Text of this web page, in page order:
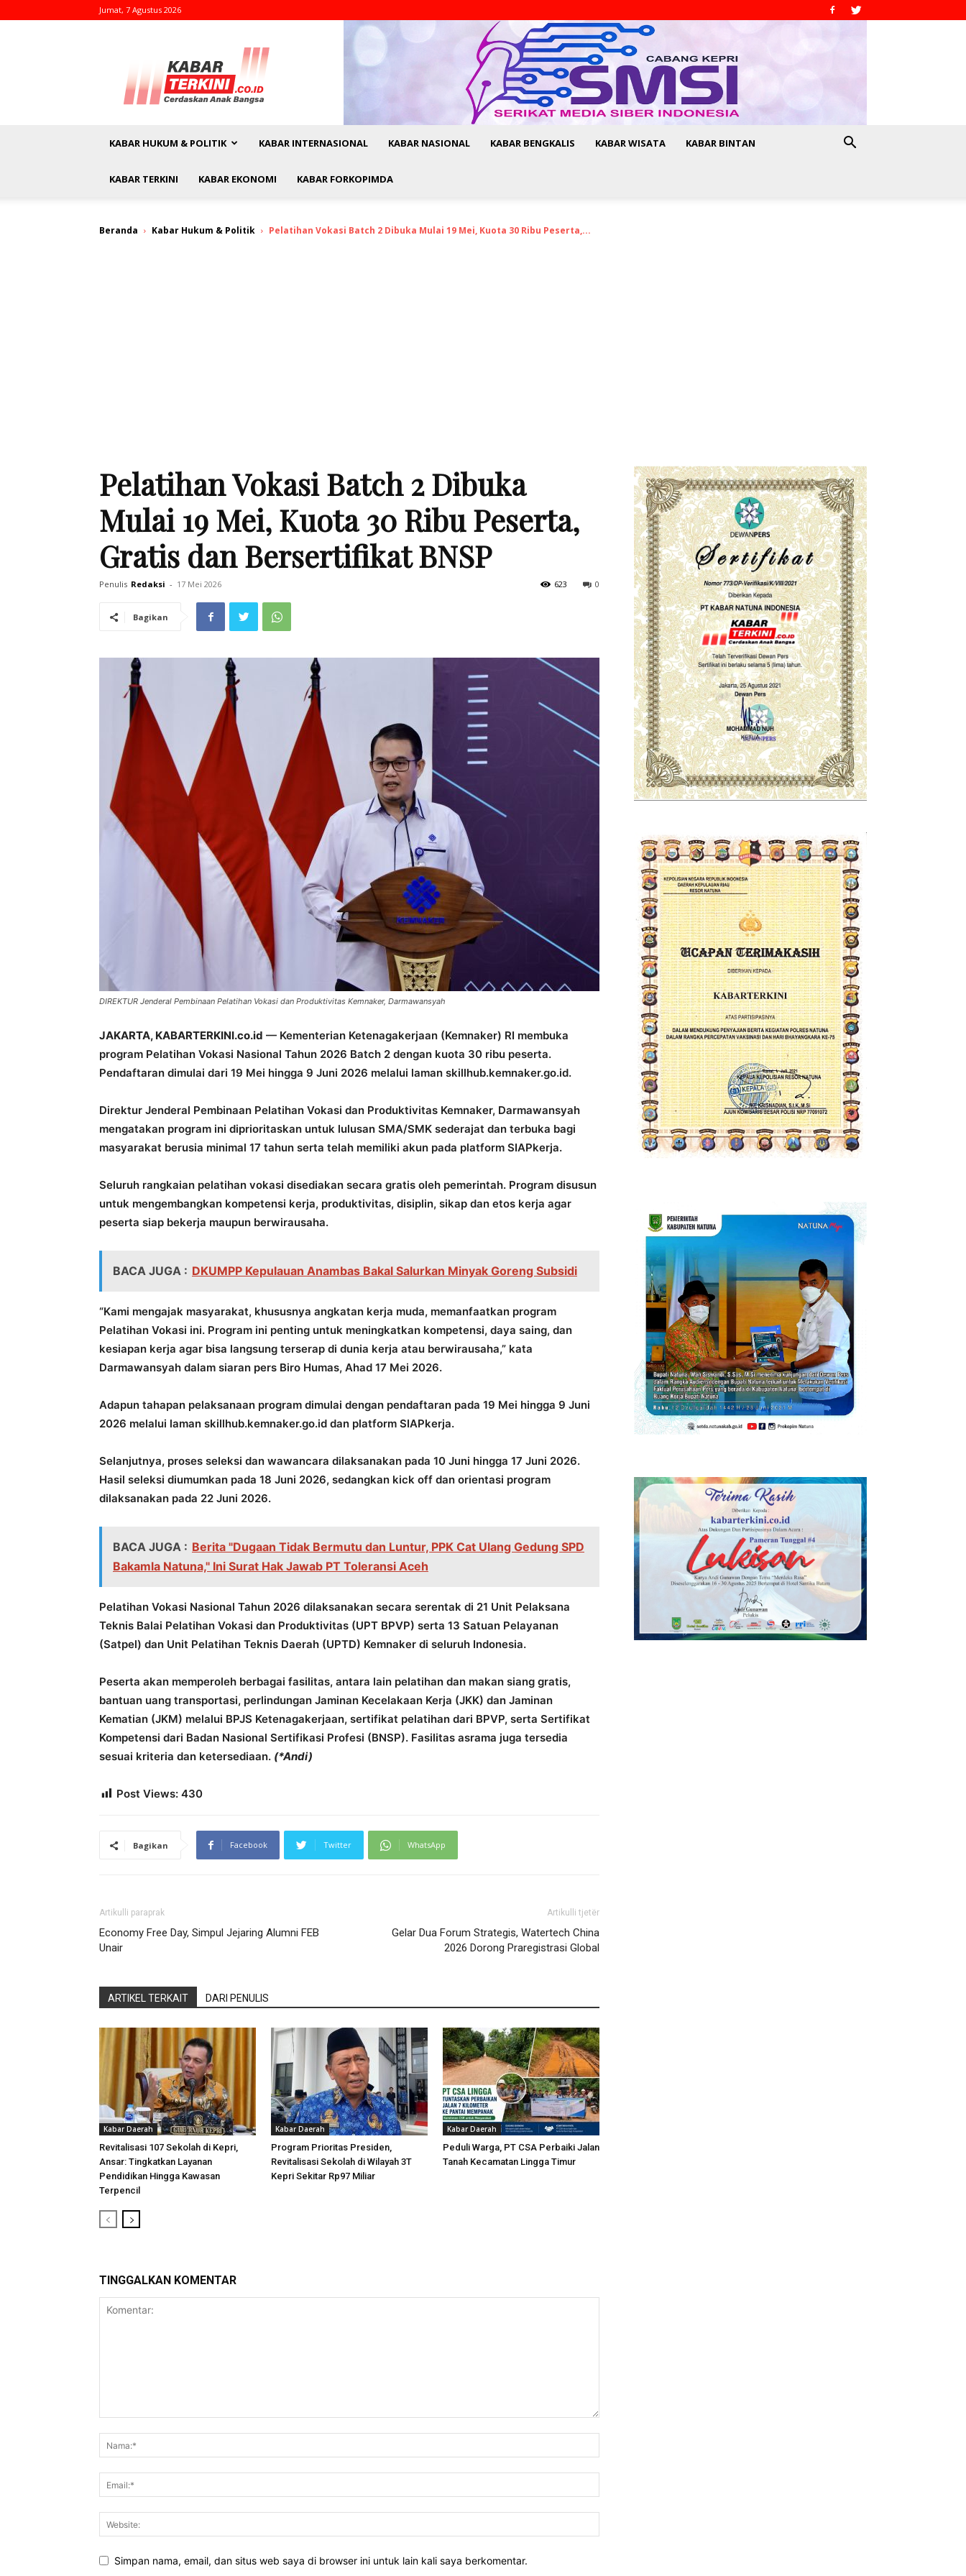
Jumat, 7 Agustus 2026
kabarterkini.co.id
KABAR HUKUM & POLITIK KABAR INTERNASIONAL KABAR NASIONAL KABAR BENGKALIS KABAR WISATA KABAR BINTAN
KABAR TERKINI KABAR EKONOMI KABAR FORKOPIMDA
Beranda Kabar Hukum & Politik Pelatihan Vokasi Batch 2 Dibuka Mulai 19 Mei, Kuota 30 Ribu Peserta,...
Pelatihan Vokasi Batch 2 Dibuka
Mulai 19 Mei, Kuota 30 Ribu Peserta,
Gratis dan Bersertifikat BNSP
Penulis Redaksi - 17 Mei 2026 0
623
Bagikan
DIREKTUR Jenderal Pembinaan Pelatihan Vokasi dan Produktivitas Kemnaker, Darmawansyah
JAKARTA, KABARTERKINI.co.id — Kementerian Ketenagakerjaan (Kemnaker) RI membuka
program Pelatihan Vokasi Nasional Tahun 2026 Batch 2 dengan kuota 30 ribu peserta.
Pendaftaran dimulai dari 19 Mei hingga 9 Juni 2026 melalui laman skillhub.kemnaker.go.id.
Direktur Jenderal Pembinaan Pelatihan Vokasi dan Produktivitas Kemnaker, Darmawansyah
mengatakan program ini diprioritaskan untuk lulusan SMA/SMK sederajat dan terbuka bagi
masyarakat berusia minimal 17 tahun serta telah memiliki akun pada platform SIAPkerja.
Seluruh rangkaian pelatihan vokasi disediakan secara gratis oleh pemerintah. Program disusun
untuk mengembangkan kompetensi kerja, produktivitas, disiplin, sikap dan etos kerja agar
peserta siap bekerja maupun berwirausaha.
BACA JUGA : DKUMPP Kepulauan Anambas Bakal Salurkan Minyak Goreng Subsidi
“Kami mengajak masyarakat, khususnya angkatan kerja muda, memanfaatkan program
Pelatihan Vokasi ini. Program ini penting untuk meningkatkan kompetensi, daya saing, dan
kesiapan kerja agar bisa langsung terserap di dunia kerja atau berwirausaha,” kata
Darmawansyah dalam siaran pers Biro Humas, Ahad 17 Mei 2026.
Adapun tahapan pelaksanaan program dimulai dengan pendaftaran pada 19 Mei hingga 9 Juni
2026 melalui laman skillhub.kemnaker.go.id dan platform SIAPkerja.
Selanjutnya, proses seleksi dan wawancara dilaksanakan pada 10 Juni hingga 17 Juni 2026.
Hasil seleksi diumumkan pada 18 Juni 2026, sedangkan kick off dan orientasi program
dilaksanakan pada 22 Juni 2026.
BACA JUGA : Berita "Dugaan Tidak Bermutu dan Luntur, PPK Cat Ulang Gedung SPD
Bakamla Natuna," Ini Surat Hak Jawab PT Toleransi Aceh
Pelatihan Vokasi Nasional Tahun 2026 dilaksanakan secara serentak di 21 Unit Pelaksana
Teknis Balai Pelatihan Vokasi dan Produktivitas (UPT BPVP) serta 13 Satuan Pelayanan
(Satpel) dan Unit Pelatihan Teknis Daerah (UPTD) Kemnaker di seluruh Indonesia.
Peserta akan memperoleh berbagai fasilitas, antara lain pelatihan dan makan siang gratis,
bantuan uang transportasi, perlindungan Jaminan Kecelakaan Kerja (JKK) dan Jaminan
Kematian (JKM) melalui BPJS Ketenagakerjaan, sertifikat pelatihan dari BPVP, serta Sertifikat
Kompetensi dari Badan Nasional Sertifikasi Profesi (BNSP). Fasilitas asrama juga tersedia
sesuai kriteria dan ketersediaan. (*Andi)
Post Views: 430
Bagikan Facebook Twitter WhatsApp
Artikulli paraprak
Economy Free Day, Simpul Jejaring Alumni FEB
Unair
Artikulli tjetër
Gelar Dua Forum Strategis, Watertech China
2026 Dorong Praregistrasi Global
ARTIKEL TERKAIT DARI PENULIS
Kabar Daerah
Revitalisasi 107 Sekolah di Kepri,
Ansar: Tingkatkan Layanan
Pendidikan Hingga Kawasan
Terpencil
Kabar Daerah
Program Prioritas Presiden,
Revitalisasi Sekolah di Wilayah 3T
Kepri Sekitar Rp97 Miliar
Kabar Daerah
Peduli Warga, PT CSA Perbaiki Jalan
Tanah Kecamatan Lingga Timur
TINGGALKAN KOMENTAR
Simpan nama, email, dan situs web saya di browser ini untuk lain kali saya berkomentar.